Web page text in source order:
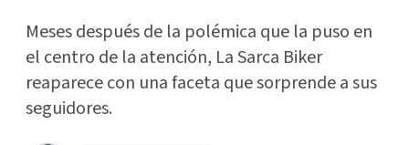
Meses después de la polémica que la puso en
el centro de la atención, La Sarca Biker
reaparece con una faceta que sorprende a sus
seguidores.